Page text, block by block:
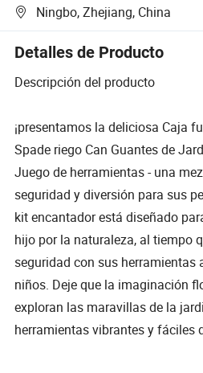
Ningbo, Zhejiang, China
Detalles de Producto
Descripción del producto
¡presentamos la deliciosa Caja
Spade riego Can Guantes de
Juego de herramientas - una
seguridad y diversión para sus
kit encantador está diseñado
hijo por la naturaleza, al tiempo
seguridad con sus herramientas
niños. Deje que la imaginación
exploran las maravillas de la
herramientas vibrantes y fáciles